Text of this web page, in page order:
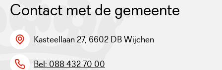
Contact met de gemeente
Kasteellaan 27, 6602 DB Wijchen
Bel: 088 432 70 00